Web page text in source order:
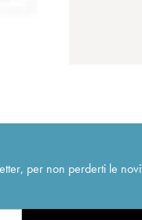
per non perderti le